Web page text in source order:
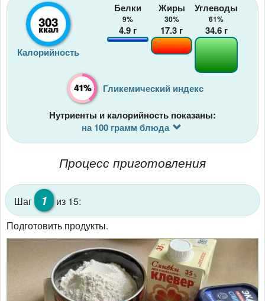
303
ккал
Калорийность
Белки
9%
4.9 г
Жиры
30%
17.3 г
Углеводы
61%
34.6г
41% Гликемический индекс
Нутриенты и калорийность показаны:
на 100 грамм блюда
Процесс приготовления
Шаг 1 из 15:
Подготовить продукты.